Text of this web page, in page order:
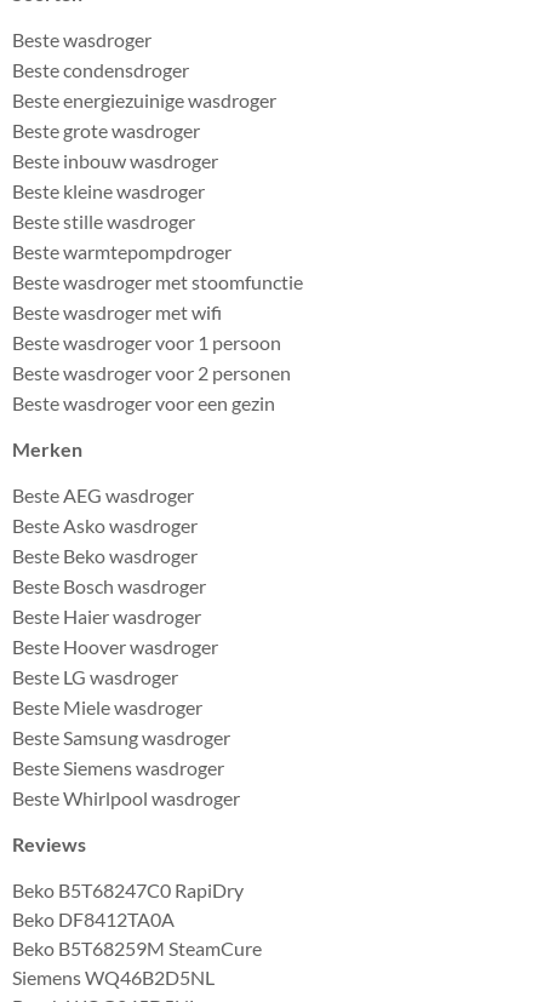
Beste wasdroger
Beste condensdroger
Beste energiezuinige wasdroger
Beste grote wasdroger
Beste inbouw wasdroger
Beste kleine wasdroger
Beste stille wasdroger
Beste warmtepompdroger
Beste wasdroger met stoomfunctie
Beste wasdroger met wifi
Beste wasdroger voor 1 persoon
Beste wasdroger voor 2 personen
Beste wasdroger voor een gezin
Merken
Beste AEG wasdroger
Beste Asko wasdroger
Beste Beko wasdroger
Beste Bosch wasdroger
Beste Haier wasdroger
Beste Hoover wasdroger
Beste LG wasdroger
Beste Miele wasdroger
Beste Samsung wasdroger
Beste Siemens wasdroger
Beste Whirlpool wasdroger
Reviews
Beko B5T68247C0 RapiDry
Beko DF8412TA0A
Beko B5T68259M SteamCure
Siemens WQ46B2D5NL